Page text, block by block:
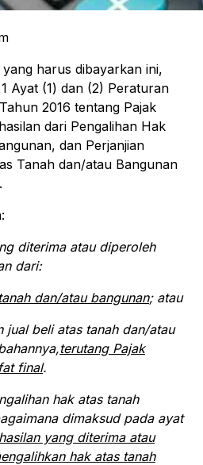
harus dibayarkan ini,
Ayat (1) dan (2) Peraturan
2016 tentang Pajak
dari Pengalihan Hak
dan Perjanjian
Tanah dan/atau Bangunan
diterima atau diperoleh
dari:
dan/atau bangunan; atau
jual beli atas tanah dan/atau
terutang Pajak
final.
hak atas tanah
dimaksud pada ayat
yang diterima atau
hak atas tanah